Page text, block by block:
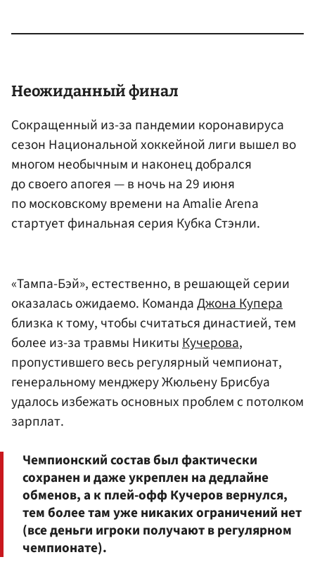
Неожиданный финал
Сокращенный из-за пандемии коронавируса
сезон Национальной хоккейной лиги вышел во
многом необычным и наконец добрался
до своего апогея — в ночь на 29 июня
по московскому времени на Amalie Arena
стартует финальная серия Кубка Стэнли.
«Тампа-Бэй», естественно, в решающей серии
оказалась ожидаемо. КомандаДжона Купера
близка к тому, чтобы считаться династией, тем
более из-за травмы НикитыКучерова,
пропустившего весь регулярный чемпионат,
генеральному менджеру Жюльену Брисбуа
удалось избежать основных проблем с потолком
зарплат.
Чемпионский состав был фактически
сохранен и даже укреплен на дедлайне
обменов, а к плей-офф Кучеров вернулся,
тем более там уже никаких ограничений нет
(все деньги игроки получают в регулярном
чемпионате).